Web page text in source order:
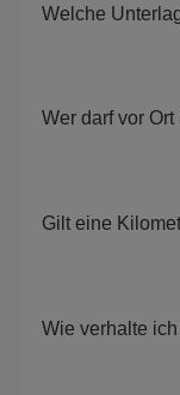
Welche
Wer darf vor
Gilt eine
Wie verhalte